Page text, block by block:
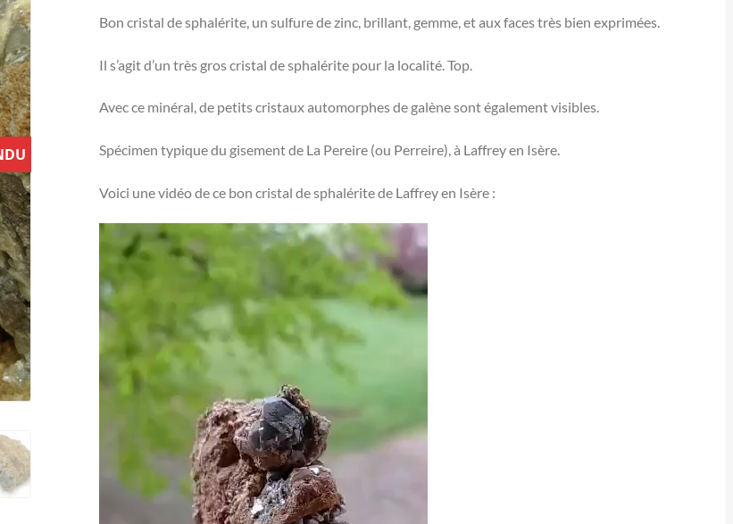
Bon cristal de sphalérite, un sulfure de zinc, brillant, gemme, et aux faces très bien exprimées.
Il s’agit d’un très gros cristal de sphalérite pour la localité. Top.
Avec ce minéral, de petits cristaux automorphes de galène sont également visibles.
Spécimen typique du gisement de La Pereire (ou Perreire), à Laffrey en Isère.
Voici une vidéo de ce bon cristal de sphalérite de Laffrey en Isère :
Lecteur
vidéo